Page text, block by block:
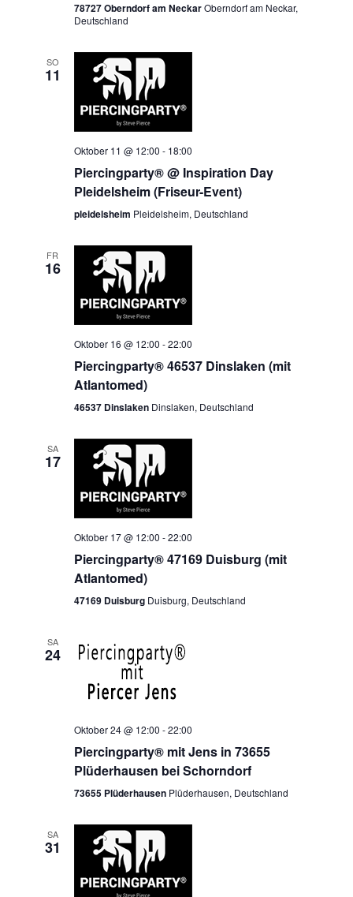
78727 Oberndorf am NeckarOberndorf am Neckar,
Deutschland
SO
11
Oktober 11 @ 12:00 - 18:00
Piercingparty® @ Inspiration Day
Pleidelsheim (Friseur-Event)
pleidelsheim Pleidelsheim, Deutschland
FR
16
Oktober 16 @ 12:00 -22:00
Piercingparty® 46537 Dinslaken (mit
Atlantomed)
46537 Dinslaken Dinslaken, Deutschland
SA
17
Oktober 17 @ 12:00 -22:00
Piercingparty® 47169 Duisburg (mit
Atlantomed)
47169 Duisburg Duisburg, Deutschland
SA
24
Oktober 24 @ 12:00 -22:00
Piercingparty® mit Jens in 73655
Plüderhausen bei Schorndorf
73655 Plüderhausen Plüderhausen, Deutschland
SA
31